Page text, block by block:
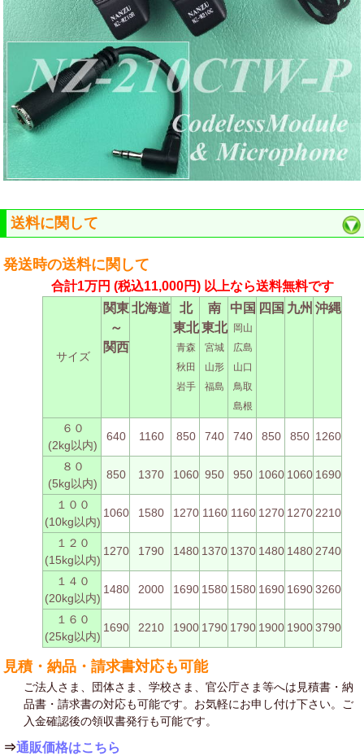
送料に関して
発送時の送料に関して
合計1万円 (税込11,000円)以上なら送料無料です
サイズ
関東
～
関西
北海道
北
東北
青森
秋田
岩手
南
東北
宮城
山形
福島
中国
岡山
広島
山口
鳥取
島根
四国 九州 沖縄
６０
(2kg以内)
640 1160 850 740 740 850 850 1260
８０
(5kg以内)
850 1370 1060 950 950 1060 1060 1690
１００
(10kg以内)
1060 1580 1270 1160 1160 1270 1270 2210
１２０
(15kg以内)
1270 1790 1480 1370 1370 1480 1480 2740
１４０
(20kg以内)
1480 2000 1690 1580 1580 1690 16903260
１６０
(25kg以内)
1690 2210 1900 1790 1790 1900 19003790
見積・納品・請求書対応も可能
ご法人さま、団体さま、学校さま、官公庁さま等へは見積書・納
品書・請求書の対応も可能です。お気軽にお申し付け下さい。ご
入金確認後の領収書発行も可能です。
⇒通販価格はこちら